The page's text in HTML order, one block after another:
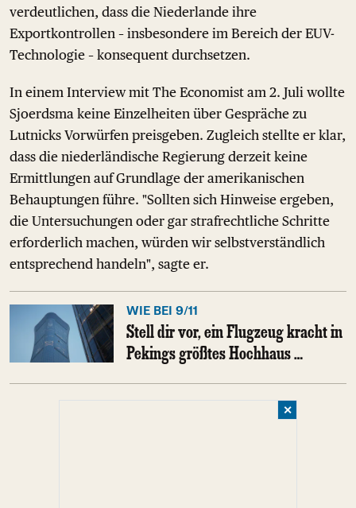
verdeutlichen, dass die Niederlande ihre
Exportkontrollen – insbesondere im Bereich der EUV-
Technologie – konsequent durchsetzen.
In einem Interview mit The Economist am 2. Juli wollte
Sjoerdsma keine Einzelheiten über Gespräche zu
Lutnicks Vorwürfen preisgeben. Zugleich stellte er klar,
dass die niederländische Regierung derzeit keine
Ermittlungen auf Grundlage der amerikanischen
Behauptungen führe. "Sollten sich Hinweise ergeben,
die Untersuchungen oder gar strafrechtliche Schritte
erforderlich machen, würden wir selbstverständlich
entsprechend handeln", sagte er.
WIE BEI 9/11
Stell dir vor, ein Flugzeug kracht in
Pekings größtes Hochhaus …
✕